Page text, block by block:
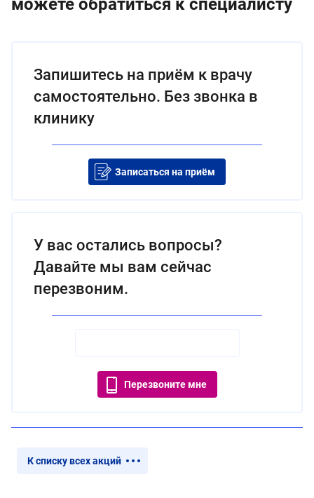
можете обратиться к специалисту
Запишитесь на приём к врачу
самостоятельно. Без звонка в
клинику
Записаться на приём
У вас остались вопросы?
Давайте мы вам сейчас
перезвоним.
Перезвоните мне
К списку всех акций